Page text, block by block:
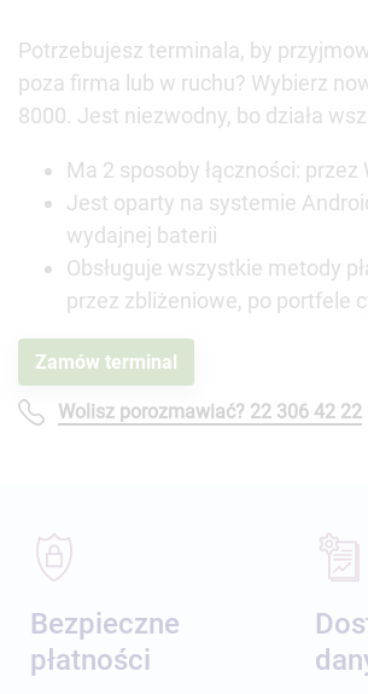
Potrzebujesz terminala, by
poza firma lub w ruchu? Wybierz
8000. Jest niezwodny, bo działa
Ma 2 sposoby łączności:
Jest oparty na systemie
wydajnej baterii
Obsługuje wszystkie metody
przez zbliżeniowe, po portfele
Zamów terminal
Wolisz porozmawiać? 22 306 42 22
Bezpieczne
płatności